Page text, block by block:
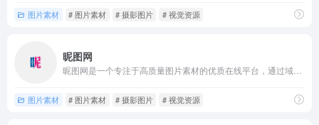
图片素材 # 图片素材 # 摄影图片 # 视觉资源
昵图网
图片素材 # 图片素材 # 摄影图片 # 视觉资源